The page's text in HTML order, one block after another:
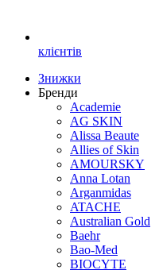
клієнтів
Знижки
Бренди
Academie
AG SKIN
Alissa Beaute
Allies of Skin
AMOURSKY
Anna Lotan
Arganmidas
ATACHE
Australian Gold
Baehr
Bao-Med
BIOCYTE